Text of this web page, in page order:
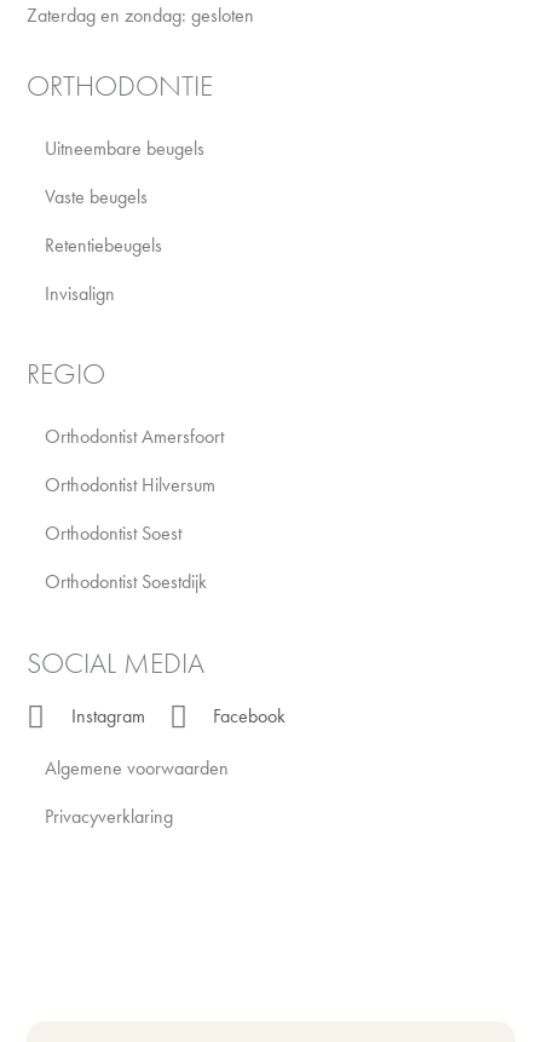
Zaterdag en zondag: gesloten
ORTHODONTIE
Uitneembare beugels
Vaste beugels
Retentiebeugels
Invisalign
REGIO
Orthodontist Amersfoort
Orthodontist Hilversum
Orthodontist Soest
Orthodontist Soestdijk
SOCIAL MEDIA
Instagram Facebook
Algemene voorwaarden
Privacyverklaring